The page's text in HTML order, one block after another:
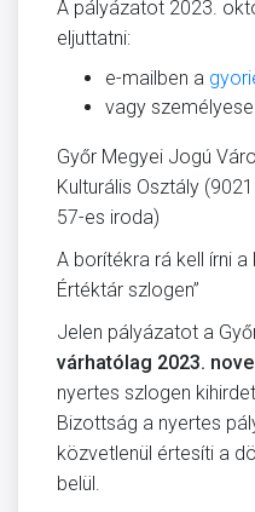
A pályázatot 2023.
eljuttatni:
e-mailben a
vagy
Győr Megyei Jogú
Kulturális Osztály
57-es iroda)
A borítékra rá kell írni
Értéktár szlogen”
Jelen pályázatot a
várhatólag 2023.
nyertes szlogen
Bizottság a nyertes
közvetlenül értesíti a
belül.